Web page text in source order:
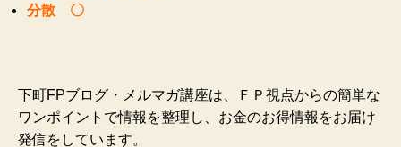
分散 〇
下町FPブログ・メルマガ講座は、ＦＰ視点からの簡単な
ワンポイントで情報を整理し、お金のお得情報をお届け
発信をしています。